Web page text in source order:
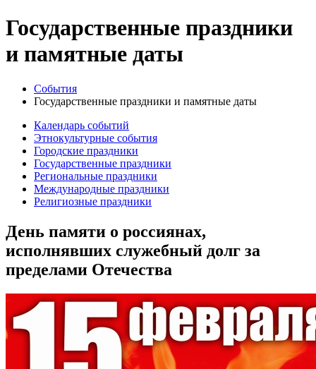
Государственные праздники
и памятные даты
События
Государственные праздники и памятные даты
Календарь событий
Этнокультурные события
Городские праздники
Государственные праздники
Региональные праздники
Международные праздники
Религиозные праздники
День памяти о россиянах,
исполнявших служебный долг за
пределами Отечества